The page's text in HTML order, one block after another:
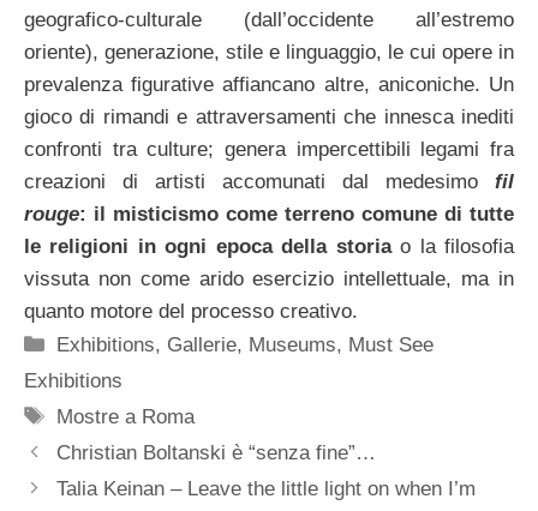
geografico-culturale (dall’occidente all’estremo
oriente), generazione, stile e linguaggio, le cui opere in
prevalenza figurative affiancano altre, aniconiche. Un
gioco di rimandi e attraversamenti che innesca inediti
confronti tra culture; genera impercettibili legami fra
creazioni di artisti accomunati dal medesimo
fil
rouge: il misticismo come terreno comune di tutte
le religioni in ogni epoca della storiao la filosofia
vissuta non come arido esercizio intellettuale, ma in
quanto motore del processo creativo.
Categorie
Exhibitions, Gallerie, Museums, Must See
Exhibitions
Tag
Mostre a Roma
Christian Boltanski è “senza fine”…
Talia Keinan – Leave the little light on when I’m